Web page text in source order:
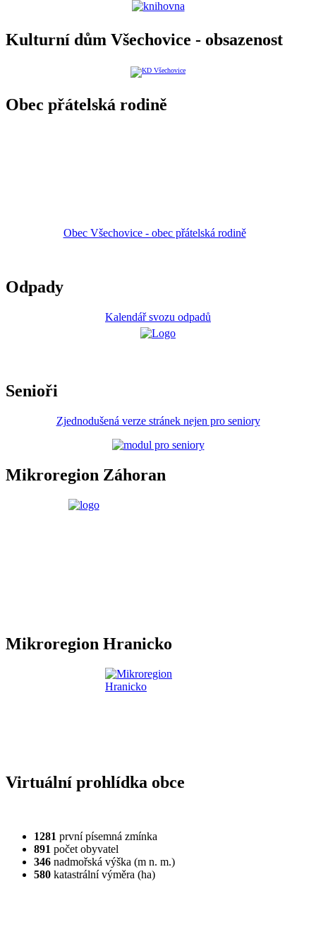
Kulturní dům Všechovice - obsazenost
Obec přátelská rodině
Obec Všechovice - obec přátelská rodině
Odpady
Kalendář svozu odpadů
Senioři
Zjednodušená verze stránek nejen pro seniory
Mikroregion Záhoran
Mikroregion Hranicko
Virtuální prohlídka obce
1281 první písemná zmínka
891 počet obyvatel
346 nadmořská výška (m n. m.)
580 katastrální výměra (ha)